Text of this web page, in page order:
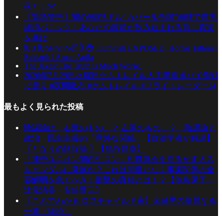
落とし穴
【緊急警告】闇の980兆ドル“カバール帝国”崩壊で世界
経済パニック！あなたの資産が飲み込まれる前に真実
を暴け
ਇਹ ਇਨਸਾਨ ਨਹੀਂ ਹੈ 😳 Illuminati EXPOSED, Horror Tattoos |
Siddarth | Aman Aujla
The Jakes: The Truth is Much Worse.
2026年7月29日水曜日ケムトレイル人工降雨ポパイ作戦
で曇り #夜間散布 #ケムトレイル #フライトレーダー24
最もよく見られた投稿
陰謀論は、右派のもの…？ 左派のもの…？ 陰謀論と
政治・民主主義の「意外な関係」【政治学者が解説】
【となりの陰謀論 】【烏谷昌幸】
「連帯ユニオン関西生コン」相撲協会を揺るがす大ス
キャンダルに発展か？これは間違いなく事実関係の全
容解明を急ぐべき！衝撃の真相とは！？【池坊保子・
辻元清美・安倍晋三】
【これでわかる ロスチャイルド家】金融界の華麗なる
一族〈経済〉